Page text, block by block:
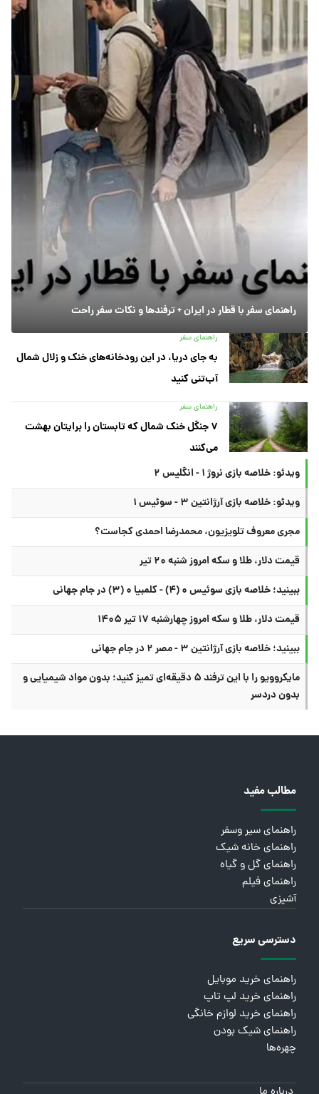
راهنمای سفر با قطار در ایران + ترفندها و نکات سفر راحت
راهنمای سفر
به جای دریا، در این رودخانه‌های خنک و زلال شمال
آب‌تنی کنید
راهنمای سفر
۷ جنگل خنک شمال که تابستان را برایتان بهشت
می‌کنند
ویدئو: خلاصه بازی نروژ ۱ - انگلیس ۲
ویدئو: خلاصه بازی آرژانتین ۳ - سوئیس ۱
مجری معروف تلویزیون، محمدرضا احمدی کجاست؟
قیمت دلار، طلا و سکه امروز شنبه ۲۰ تیر
ببینید؛ خلاصه بازی سوئیس ۰ (۴) - کلمبیا ۰ (۳) در جام جهانی
قیمت دلار، طلا و سکه امروز چهارشنبه ۱۷ تیر ۱۴۰۵
ببینید؛ خلاصه بازی آرژانتین ۳ - مصر ۲ در جام جهانی
مایکروویو را با این ترفند ۵ دقیقه‌ای تمیز کنید؛ بدون مواد شیمیایی و
بدون دردسر
مطالب مفید
راهنمای سیر وسفر
راهنمای خانه شیک
راهنمای گل و گیاه
راهنمای فیلم
آشپزی
دسترسی سریع
راهنمای خرید موبایل
راهنمای خرید لپ تاپ
راهنمای خرید لوازم خانگی
راهنمای شیک بودن
چهره‌ها